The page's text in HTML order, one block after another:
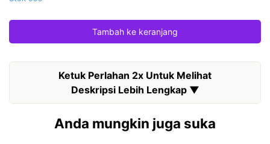
Tambah ke keranjang
Anda mungkin juga suka